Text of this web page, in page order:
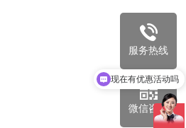
服务热线
微信咨询
可以介绍下你们的产品么
现在有优惠活动吗